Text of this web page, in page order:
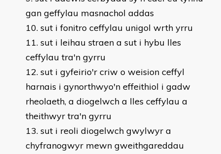
gan geffylau masnachol addas
sut i fonitro ceffylau unigol wrth yrru
sut i leihau straen a sut i hybu lles
ceffylau tra'n gyrru
sut i gyfeirio'r criw o weision ceffyl
harnais i gynorthwyo'n effeithiol i gadw
rheolaeth, a diogelwch a lles ceffylau a
theithwyr tra'n gyrru
sut i reoli diogelwch gwylwyr a
chyfranogwyr mewn gweithgareddau